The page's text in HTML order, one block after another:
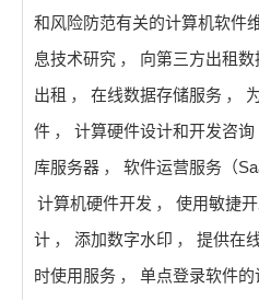
和风险防范有关的计算机软件
息技术研究 ， 向第三方出租
出租 ， 在线数据存储服务 ，
件 ， 计算硬件设计和开发咨询
库服务器 ， 软件运营服务（
计算机硬件开发 ，
使用敏捷
计 ， 添加数字水印 ，
提供在
时使用服务 ， 单点登录软件的